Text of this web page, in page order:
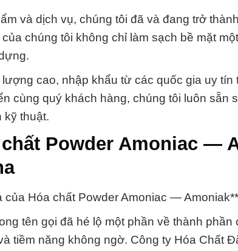
và dịch vụ, chúng tôi đã và đang trở
chúng tôi không chỉ làm sạch bề mặt
cao, nhập khẩu từ các quốc gia uy tín
cùng quý khách hàng, chúng tôi luôn sẵn
kỹ thuật.
Powder Amoniac —
Hóa chất Powder Amoniac — Amoniak**
tên gọi đã hé lộ một phần về thành phần
tiềm năng không ngờ. Công ty Hóa Chất